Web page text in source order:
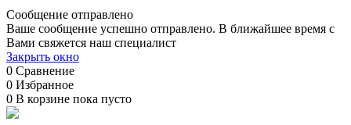
Сообщение отправлено
Ваше сообщение успешно отправлено. В ближайшее время с
Вами свяжется наш специалист
Закрыть окно
0 Сравнение
0 Избранное
0 В корзине пока пусто